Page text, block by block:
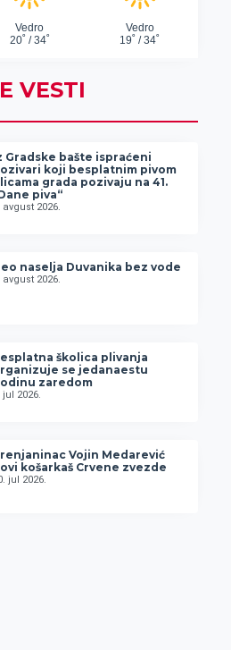
VESTI
Gradske bašte ispraćeni
koji besplatnim pivom
grada pozivaju na 41.
piva“
avgust 2026.
naselja Duvanika bez vode
avgust 2026.
školica plivanja
se jedanaestu
zaredom
jul 2026.
Vojin Medarević
košarkaš Crvene zvezde
jul 2026.